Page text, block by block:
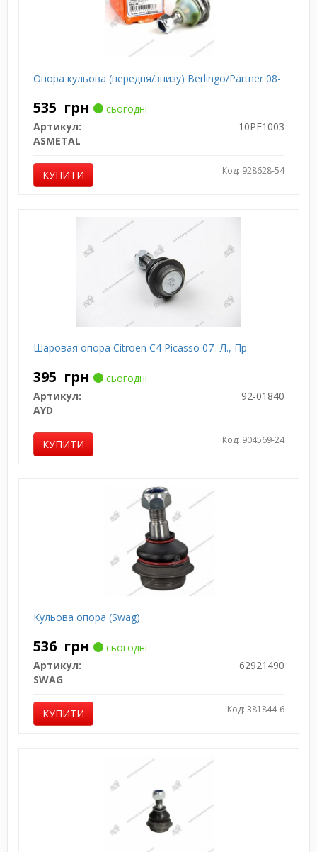
Опора кульова (передня/знизу) Berlingo/Partner 08-
535 грн
сьогодні
Артикул:
10PE1003
ASMETAL
КУПИТИ Код: 928628-54
Шаровая опора Citroen C4 Picasso 07- Л., Пр.
395 грн
сьогодні
Артикул:
92-01840
AYD
КУПИТИ Код: 904569-24
Кульова опора (Swag)
536 грн
сьогодні
Артикул:
62921490
SWAG
КУПИТИ Код: 381844-6